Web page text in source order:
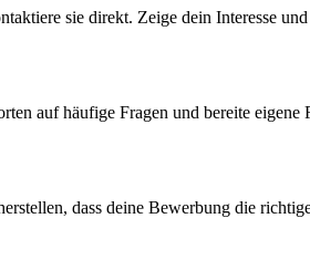
sie direkt. Zeige dein Interesse
auf häufige Fragen und bereite eigene
dass deine Bewerbung die